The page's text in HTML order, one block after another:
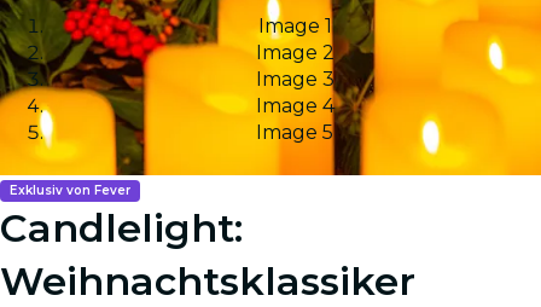
Image 1
Image 2
Image 3
Image 4
Image 5
Exklusiv von Fever
Candlelight:
Weihnachtsklassiker